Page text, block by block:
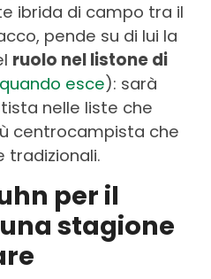
ibrida di campo tra il
pende su di lui la
ruolo nel listone di
esce): sarà
nelle liste che
centrocampista che
tradizionali.
per il
stagione